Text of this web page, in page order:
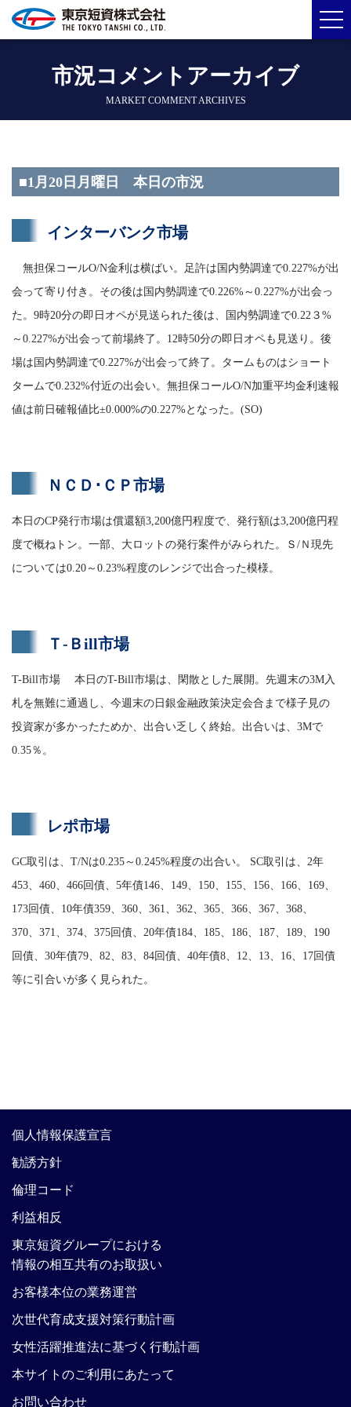
市況コメントアーカイブ
MARKET COMMENT ARCHIVES
■1月20日月曜日 本日の市況
インターバンク市場
無担保コールO/N金利は横ばい。足許は国内勢調達で0.227%が出
会って寄り付き。その後は国内勢調達で0.226%～0.227%が出会っ
た。9時20分の即日オペが見送られた後は、国内勢調達で0.22３%
～0.227%が出会って前場終了。12時50分の即日オペも見送り。後
場は国内勢調達で0.227%が出会って終了。タームものはショート
タームで0.232%付近の出会い。無担保コールO/N加重平均金利速報
値は前日確報値比±0.000%の0.227%となった。(SO)
ＮＣＤ･ＣＰ市場
本日のCP発行市場は償還額3,200億円程度で、発行額は3,200億円程
度で概ねトン。一部、大ロットの発行案件がみられた。Ｓ/Ｎ現先
については0.20～0.23%程度のレンジで出合った模様。
Ｔ-Ｂill市場
T-Bill市場 本日のT-Bill市場は、閑散とした展開。先週末の3M入
札を無難に通過し、今週末の日銀金融政策決定会合まで様子見の
投資家が多かったためか、出合い乏しく終始。出合いは、3Mで
0.35％。
レポ市場
GC取引は、T/Nは0.235～0.245%程度の出合い。 SC取引は、2年
453、460、466回債、5年債146、149、150、155、156、166、169、
173回債、10年債359、360、361、362、365、366、367、368、
370、371、374、375回債、20年債184、185、186、187、189、190
回債、30年債79、82、83、84回債、40年債8、12、13、16、17回債
等に引合いが多く見られた。
個人情報保護宣言
勧誘方針
倫理コード
利益相反
東京短資グループにおける
情報の相互共有のお取扱い
お客様本位の業務運営
次世代育成支援対策行動計画
女性活躍推進法に基づく行動計画
本サイトのご利用にあたって
お問い合わせ